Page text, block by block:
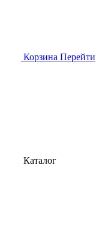
Корзина Перейти
Каталог